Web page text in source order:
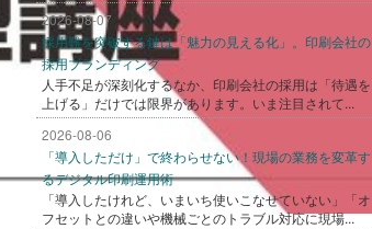
2026-08-07
採用難を突破する鍵は「魅力の見える化」。印刷会社の
採用ブランディング
人手不足が深刻化するなか、印刷会社の採用は「待遇を
上げる」だけでは限界があります。いま注目されて...
2026-08-06
「導入しただけ」で終わらせない！現場の業務を変革す
るデジタル印刷運用術
「導入したけれど、いまいち使いこなせていない」「オ
フセットとの違いや機械ごとのトラブル対応に現場...